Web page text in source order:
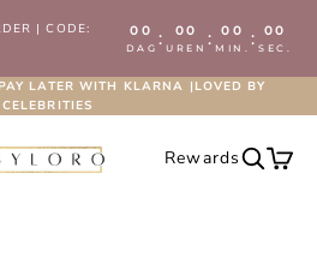
| CODE:
00
DAG : 00
UREN : 00
MIN. : 00
SEC.
LATER WITH KLARNA |LOVED BY
CELEBRITIES
RewardsZoeken